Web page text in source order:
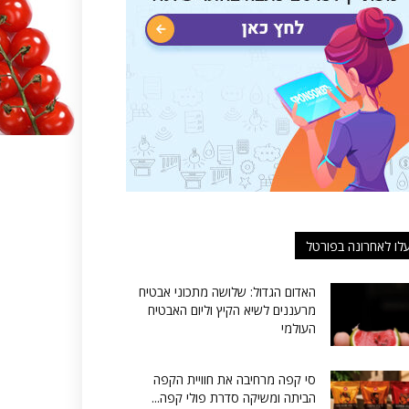
לאחרונה בפורטל
האדום הגדול: שלושה מתכוני אבטיח
מרעננים לשיא הקיץ וליום האבטיח
העולמי
סי קפה מרחיבה את חוויית הקפה
הביתה ומשיקה סדרת פולי קפה...